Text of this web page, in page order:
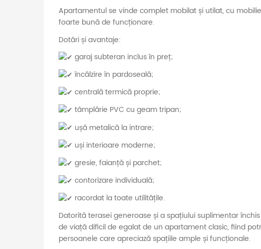
Apartamentul se vinde complet mobilat și utilat, cu
foarte bună de funcționare.
Dotări și avantaje:
garaj subteran inclus în preț;
încălzire în pardoseală;
centrală termică proprie;
tâmplărie PVC cu geam tripan;
ușă metalică la intrare;
uși interioare moderne;
gresie, faianță și parchet;
contorizare individuală;
racordat la toate utilitățile.
Datorită terasei generoase și a spațiului suplimentar
de viață dificil de egalat de un apartament clasic, fiind
persoanele care apreciază spațiile ample și funcționale.